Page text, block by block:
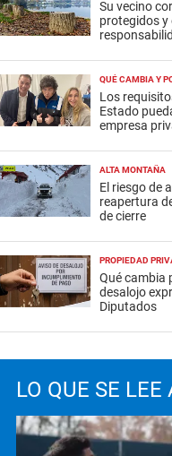
Su vecino
protegidos y
QUÉ CAMBIA Y
Los
Estado
empresa
ALTA MONTAÑA
El riesgo de
reapertura
de cierre
PROPIEDAD
Qué cambia
desalojo
Diputados
LO QUE SE LEE